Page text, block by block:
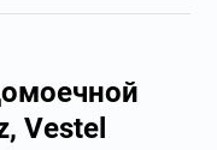
Vestel